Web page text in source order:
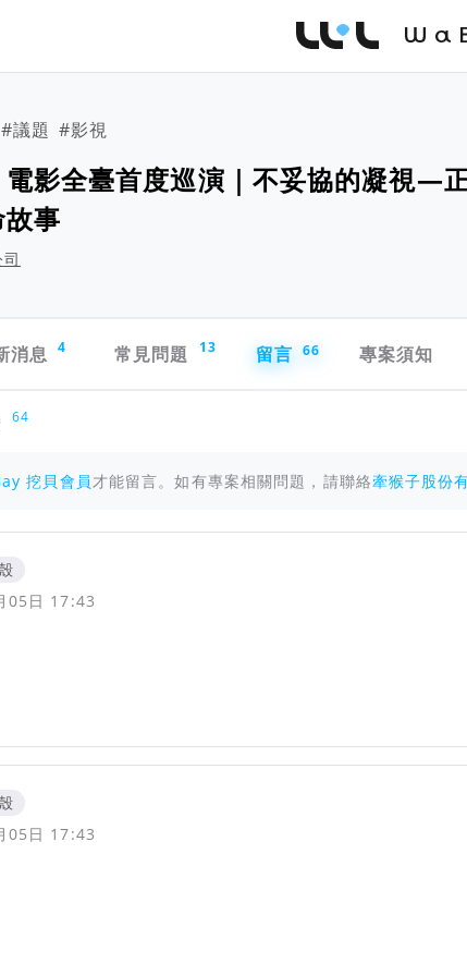
WaBay 挖貝 | 台灣
#議題 #影視
電影全臺首度巡演｜不妥協的凝視—
事
消息 4 常見問題 13 留言 66 專案須知
64
挖貝會員 才能留言。如有專案相關問題，請聯絡牽猴子股份
05日 17:43
05日 17:43